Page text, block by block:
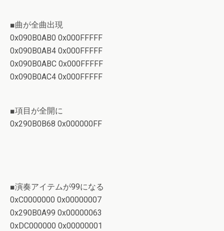
■曲が全曲出現
0x090B0AB0 0x000FFFFF
0x090B0AB4 0x000FFFFF
0x090B0ABC 0x000FFFFF
0x090B0AC4 0x000FFFFF
■項目が全開に
0x290B0B68 0x000000FF
■演奏アイテムが99になる
0xC0000000 0x00000007
0x290B0A99 0x00000063
0xDC000000 0x00000001